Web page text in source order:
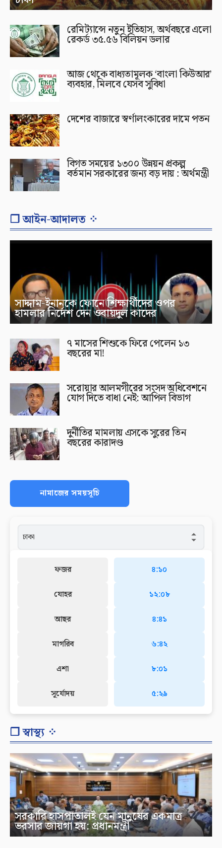
রেমিট্যান্সে নতুন ইতিহাস, অর্থবছরে এলো
রেকর্ড ৩৫.৫৬ বিলিয়ন ডলার
আজ থেকে বাধ্যতামূলক ‘বাংলা কিউআর’
ব্যবহার, মিলবে যেসব সুবিধা
দেশের বাজারে স্বর্ণালংকারের দামে পতন
বিগত সময়ের ১৩০০ উন্নয়ন প্রকল্প
বর্তমান সরকারের জন্য বড় দায় : অর্থমন্ত্রী
❐ আইন-আদালত ⁘
সাদ্দাম-ইনানকে ফোনে শিক্ষার্থীদের ওপর
হামলার নির্দেশ দেন ওবায়দুল কাদের
৭ মাসের শিশুকে ফিরে পেলেন ১৩
বছরের মা!
সরোয়ার আলমগীরের সংসদ অধিবেশনে
যোগ দিতে বাধা নেই: আপিল বিভাগ
দুর্নীতির মামলায় এসকে সুরের তিন
বছরের কারাদণ্ড
নামাজের সময়সূচি
ফজর
যোহর
আছর
মাগরিব
এশা
সূর্যোদয়
৪:১০
১২:০৮
৪:৪১
৬:৪২
৮:০১
৫:২৯
❐ স্বাস্থ্য ⁘
সরকারি হাসপাতালই যেন মানুষের একমাত্র
ভরসার জায়গা হয়: প্রধানমন্ত্রী